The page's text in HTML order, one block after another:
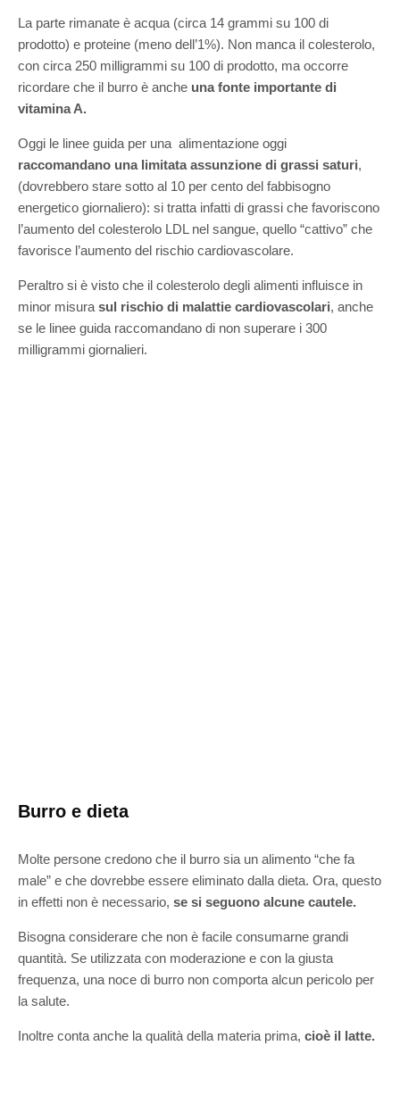
La parte rimanate è acqua (circa 14 grammi su 100 di
prodotto) e proteine (meno dell’1%). Non manca il colesterolo,
con circa 250 milligrammi su 100 di prodotto, ma occorre
ricordare che il burro è anche una fonte importante di
vitamina A.
Oggi le linee guida per una alimentazione oggi
raccomandano una limitata assunzione di grassi saturi,
(dovrebbero stare sotto al 10 per cento del fabbisogno
energetico giornaliero): si tratta infatti di grassi che favoriscono
l’aumento del colesterolo LDL nel sangue, quello “cattivo” che
favorisce l’aumento del rischio cardiovascolare.
Peraltro si è visto che il colesterolo degli alimenti influisce in
minor misura sul rischio di malattie cardiovascolari, anche
se le linee guida raccomandano di non superare i 300
milligrammi giornalieri.
Burro e dieta
Molte persone credono che il burro sia un alimento “che fa
male” e che dovrebbe essere eliminato dalla dieta. Ora, questo
in effetti non è necessario, se si seguono alcune cautele.
Bisogna considerare che non è facile consumarne grandi
quantità. Se utilizzata con moderazione e con la giusta
frequenza, una noce di burro non comporta alcun pericolo per
la salute.
Inoltre conta anche la qualità della materia prima, cioè il latte.